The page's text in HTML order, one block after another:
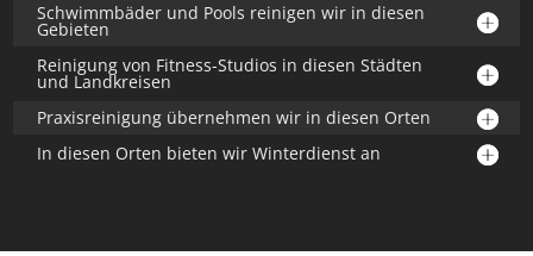
Schwimmbäder und Pools reinigen wir in diesen
Gebieten
Reinigung von Fitness-Studios in diesen Städten
und Landkreisen
Praxisreinigung übernehmen wir in diesen Orten
In diesen Orten bieten wir Winterdienst an